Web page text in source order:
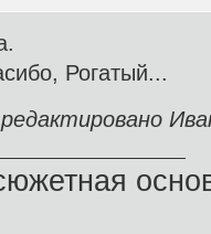
Рогатый...